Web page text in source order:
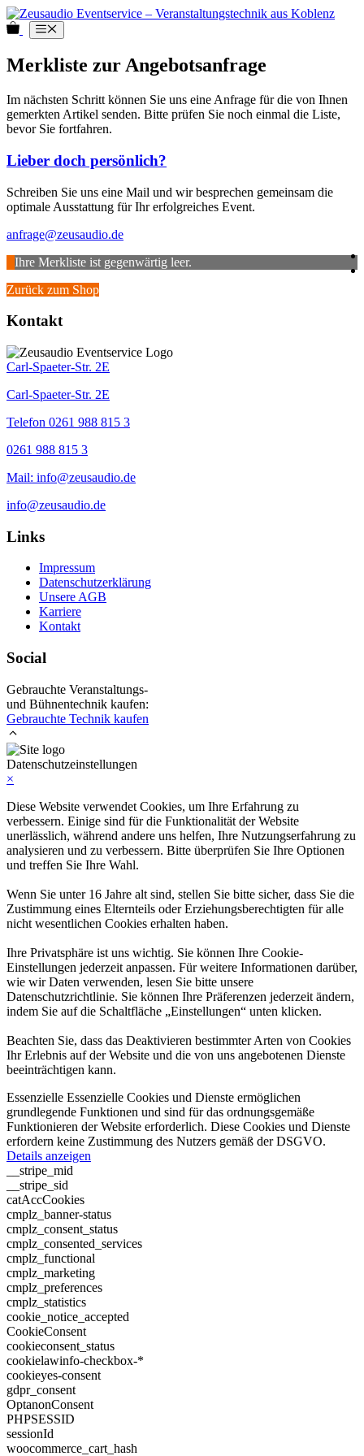
Zum
Inhalt
springen
Menü
Merkliste zur Angebotsanfrage
Im nächsten Schritt können Sie uns eine Anfrage für die von Ihnen
gemerkten Artikel senden. Bitte prüfen Sie noch einmal die Liste,
bevor Sie fortfahren.
Lieber doch persönlich?
Schreiben Sie uns eine Mail und wir besprechen gemeinsam die
optimale Ausstattung für Ihr erfolgreiches Event.
anfrage@zeusaudio.de
Ihre Merkliste ist gegenwärtig leer.
Zurück zum Shop
Kontakt
Carl-Spaeter-Str. 2E
Carl-Spaeter-Str. 2E
Telefon 0261 988 815 3
0261 988 815 3
Mail: info@zeusaudio.de
info@zeusaudio.de
Links
Impressum
Datenschutzerklärung
Unsere AGB
Karriere
Kontakt
Social
Gebrauchte Veranstaltungs-
und Bühnentechnik kaufen:
Gebrauchte Technik kaufen
Datenschutzeinstellungen
×
Diese Website verwendet Cookies, um Ihre Erfahrung zu
verbessern. Einige sind für die Funktionalität der Website
unerlässlich, während andere uns helfen, Ihre Nutzungserfahrung zu
analysieren und zu verbessern. Bitte überprüfen Sie Ihre Optionen
und treffen Sie Ihre Wahl.
Wenn Sie unter 16 Jahre alt sind, stellen Sie bitte sicher, dass Sie die
Zustimmung eines Elternteils oder Erziehungsberechtigten für alle
nicht wesentlichen Cookies erhalten haben.
Ihre Privatsphäre ist uns wichtig. Sie können Ihre Cookie-
Einstellungen jederzeit anpassen. Für weitere Informationen darüber,
wie wir Daten verwenden, lesen Sie bitte unsere
Datenschutzrichtlinie. Sie können Ihre Präferenzen jederzeit ändern,
indem Sie auf die Schaltfläche „Einstellungen“ unten klicken.
Beachten Sie, dass das Deaktivieren bestimmter Arten von Cookies
Ihr Erlebnis auf der Website und die von uns angebotenen Dienste
beeinträchtigen kann.
Essenzielle Essenzielle Cookies und Dienste ermöglichen
grundlegende Funktionen und sind für das ordnungsgemäße
Funktionieren der Website erforderlich. Diese Cookies und Dienste
erfordern keine Zustimmung des Nutzers gemäß der DSGVO.
Details anzeigen
__stripe_mid
__stripe_sid
catAccCookies
cmplz_banner-status
cmplz_consent_status
cmplz_consented_services
cmplz_functional
cmplz_marketing
cmplz_preferences
cmplz_statistics
cookie_notice_accepted
CookieConsent
cookieconsent_status
cookielawinfo-checkbox-*
cookieyes-consent
gdpr_consent
OptanonConsent
PHPSESSID
sessionId
woocommerce_cart_hash